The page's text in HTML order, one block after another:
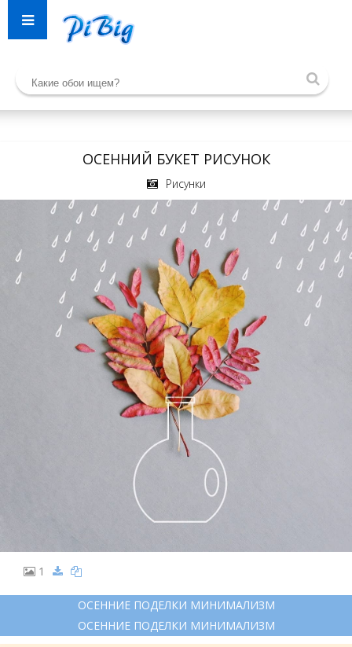
ОСЕННИЙ БУКЕТ РИСУНОК
Рисунки
1
ОСЕННИЕ ПОДЕЛКИ МИНИМАЛИЗМ
ОСЕННИЕ ПОДЕЛКИ МИНИМАЛИЗМ